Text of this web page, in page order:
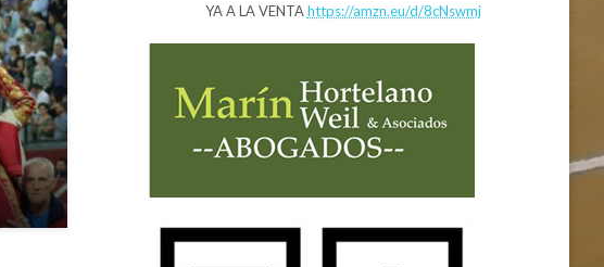
YA A LA VENTAhttps://amzn.eu/d/8cNswmj